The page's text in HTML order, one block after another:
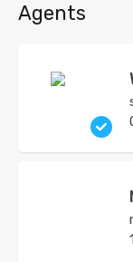
Agents